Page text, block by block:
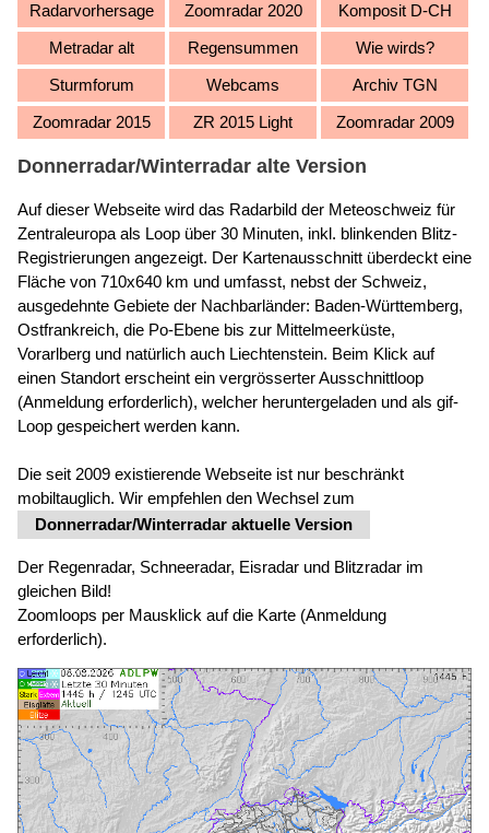
Radarvorhersage
Zoomradar 2020
Komposit D-CH
Metradar alt
Regensummen
Wie wirds?
Sturmforum
Webcams
Archiv TGN
Zoomradar 2015
ZR 2015 Light Zoomradar 2009
Donnerradar/Winterradar alte Version
Auf dieser Webseite wird das Radarbild der Meteoschweiz für
Zentraleuropa als Loop über 30 Minuten, inkl. blinkenden Blitz-
Registrierungen angezeigt. Der Kartenausschnitt überdeckt eine
Fläche von 710x640 km und umfasst, nebst der Schweiz,
ausgedehnte Gebiete der Nachbarländer: Baden-Württemberg,
Ostfrankreich, die Po-Ebene bis zur Mittelmeerküste,
Vorarlberg und natürlich auch Liechtenstein. Beim Klick auf
einen Standort erscheint ein vergrösserter Ausschnittloop
(Anmeldung erforderlich), welcher heruntergeladen und als gif-
Loop gespeichert werden kann.
Die seit 2009 existierende Webseite ist nur beschränkt
mobiltauglich. Wir empfehlen den Wechsel zum
Donnerradar/Winterradar aktuelle Version
Der Regenradar, Schneeradar, Eisradar und Blitzradar im
gleichen Bild!
Zoomloops per Mausklick auf die Karte (Anmeldung
erforderlich).